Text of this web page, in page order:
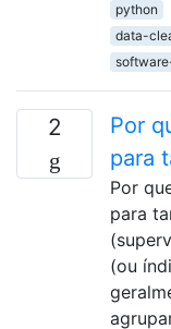
python
data-
2
Por
para
Por
para
(ou